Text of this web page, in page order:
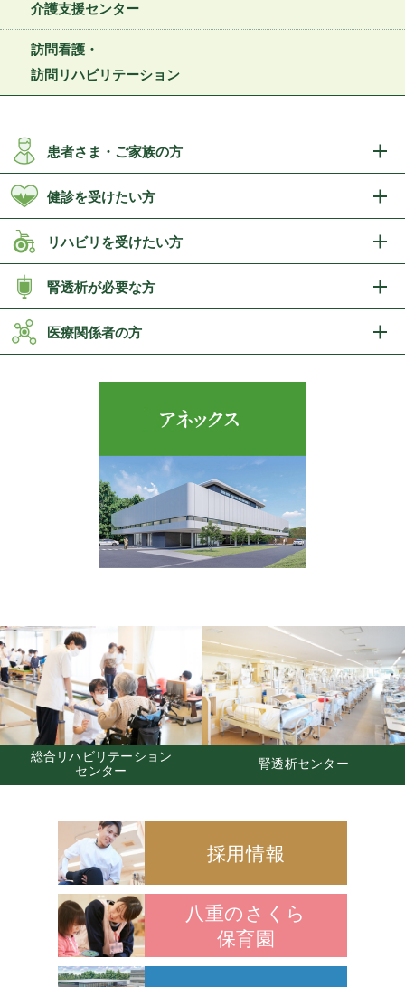
介護支援センター
訪問看護・
訪問リハビリテーション
患者さま・ご家族の方
健診を受けたい方
リハビリを受けたい方
腎透析が必要な方
医療関係者の方
リテーション
腎透析センター
採用情報
八重のさくら
保育園